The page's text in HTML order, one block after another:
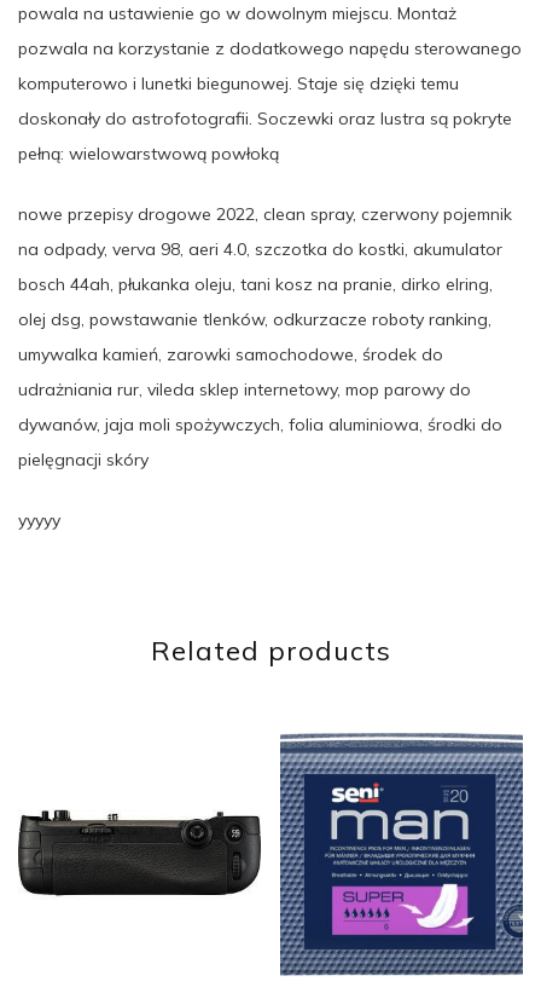
powala na ustawienie go w dowolnym miejscu. Montaż
pozwala na korzystanie z dodatkowego napędu sterowanego
komputerowo i lunetki biegunowej. Staje się dzięki temu
doskonały do astrofotografii. Soczewki oraz lustra są pokryte
pełną: wielowarstwową powłoką
nowe przepisy drogowe 2022, clean spray, czerwony pojemnik
na odpady, verva 98, aeri 4.0, szczotka do kostki, akumulator
bosch 44ah, płukanka oleju, tani kosz na pranie, dirko elring,
olej dsg, powstawanie tlenków, odkurzacze roboty ranking,
umywalka kamień, zarowki samochodowe, środek do
udrażniania rur, vileda sklep internetowy, mop parowy do
dywanów, jaja moli spożywczych, folia aluminiowa, środki do
pielęgnacji skóry
yyyyy
Related products